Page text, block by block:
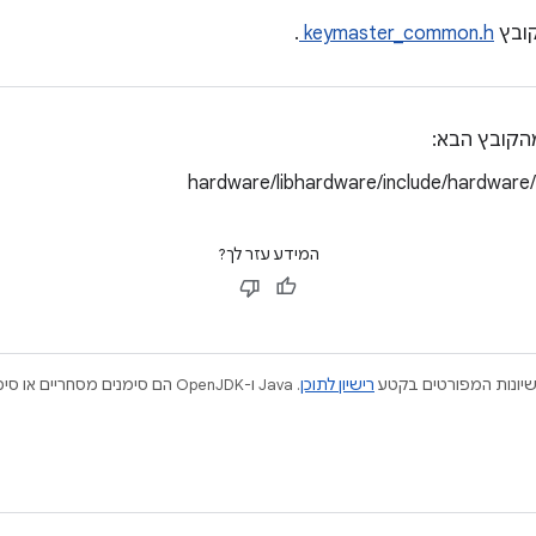
keymaster_common.h
.
הבא:
hardware/libhardware/include/
המידע עזר לך?
המפורטים בקטע רישיון לתוכן